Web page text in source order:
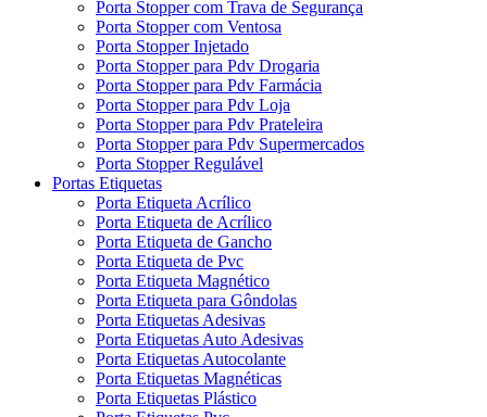
Porta Stopper com Trava de Segurança
Porta Stopper com Ventosa
Porta Stopper Injetado
Porta Stopper para Pdv Drogaria
Porta Stopper para Pdv Farmácia
Porta Stopper para Pdv Loja
Porta Stopper para Pdv Prateleira
Porta Stopper para Pdv Supermercados
Porta Stopper Regulável
Portas Etiquetas
Porta Etiqueta Acrílico
Porta Etiqueta de Acrílico
Porta Etiqueta de Gancho
Porta Etiqueta de Pvc
Porta Etiqueta Magnético
Porta Etiqueta para Gôndolas
Porta Etiquetas Adesivas
Porta Etiquetas Auto Adesivas
Porta Etiquetas Autocolante
Porta Etiquetas Magnéticas
Porta Etiquetas Plástico